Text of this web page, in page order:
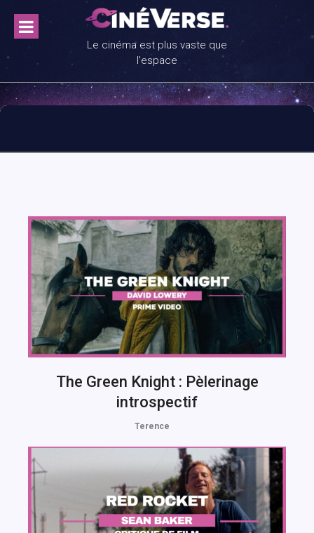
content
Le cinéma est plus vaste que
l'espace
The Green Knight : Pèlerinage
introspectif
Terence